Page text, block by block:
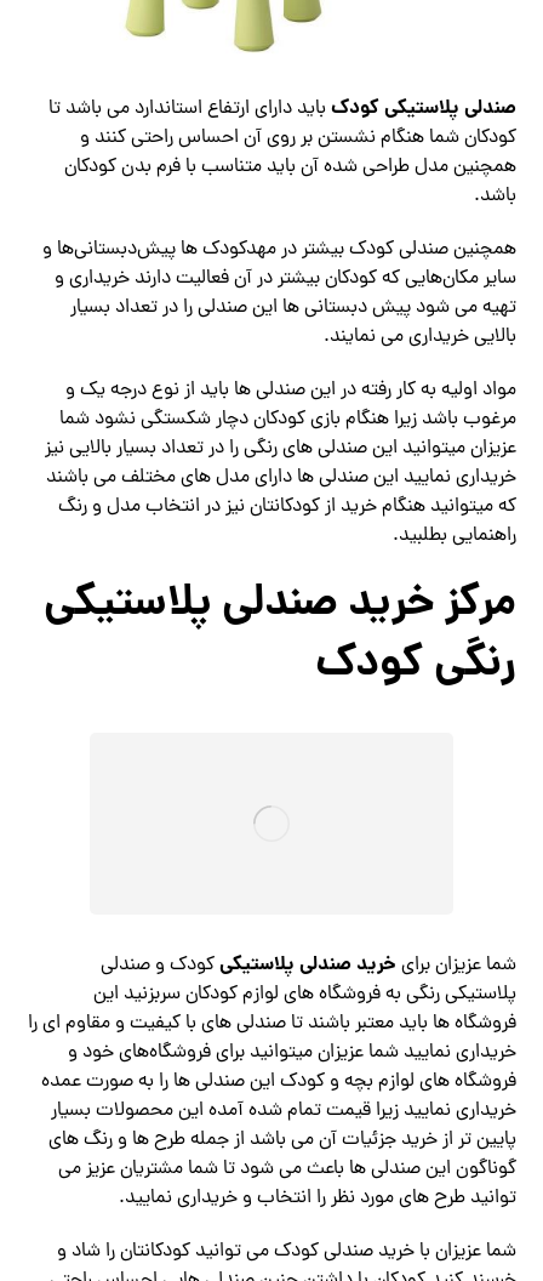
صندلی پلاستیکی کودک باید دارای ارتفاع استاندارد می باشد تا
کودکان شما هنگام نشستن بر روی آن احساس راحتی کنند و
همچنین مدل طراحی شده آن باید متناسب با فرم بدن کودکان
باشد.
همچنین صندلی کودک بیشتر در مهدکودک‌ ها پیش‌دبستانی‌ها و
سایر مکان‌هایی که کودکان بیشتر در آن فعالیت دارند خریداری و
تهیه می شود پیش دبستانی ها این صندلی را در تعداد بسیار
بالایی خریداری می نمایند.
مواد اولیه به کار رفته در این صندلی ها باید از نوع درجه یک و
مرغوب باشد زیرا هنگام بازی کودکان دچار شکستگی نشود شما
عزیزان میتوانید این صندلی های رنگی را در تعداد بسیار بالایی نیز
خریداری نمایید این صندلی ها دارای مدل های مختلف می باشند
که میتوانید هنگام خرید از کودکانتان نیز در انتخاب مدل و رنگ
راهنمایی بطلبید.
مرکز خرید صندلی پلاستیکی
رنگی کودک
شما عزیزان برای خرید صندلی پلاستیکیکودک و صندلی
پلاستیکی رنگی به فروشگاه های لوازم کودکان سربزنید این
فروشگاه ها باید معتبر باشند تا صندلی های با کیفیت و مقاوم ای را
خریداری نمایید شما عزیزان میتوانید برای فروشگاه‌های خود و
فروشگاه های لوازم بچه و کودک این صندلی ها را به صورت عمده
خریداری نمایید زیرا قیمت تمام شده آمده این محصولات بسیار
پایین تر از خرید جزئیات آن می باشد از جمله طرح ها و رنگ های
گوناگون این صندلی ها باعث می شود تا شما مشتریان عزیز می
توانید طرح های مورد نظر را انتخاب و خریداری نمایید.
شما عزیزان با خرید صندلی کودک می توانید کودکانتان را شاد و